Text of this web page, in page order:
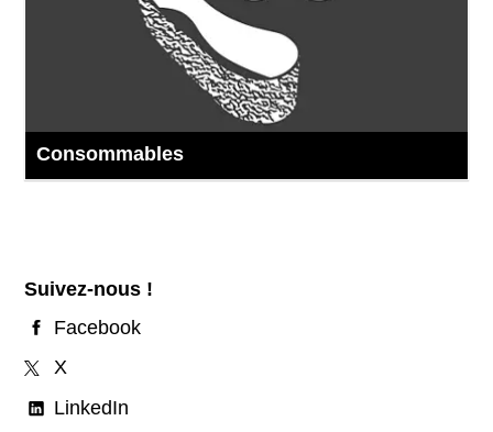
Consommables
Suivez-nous !
Facebook
X
LinkedIn